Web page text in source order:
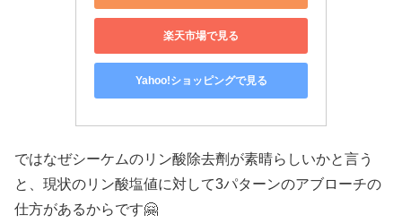
楽天市場で見る
Yahoo!ショッピングで見る
ではなぜシーケムのリン酸除去劑が素晴らしいかと言う
と、現状のリン酸塩値に対して3パターンのアブローチの
仕方があるからです🤗